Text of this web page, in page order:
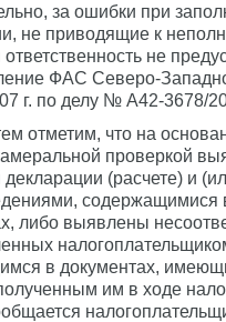
за ошибки при
не приводящие к
ответственность не
ФАС Северо-
г. по делу № А42-3678/
отметим, что на
проверкой
декларации (расчете) и
содержащимися
либо выявлены
в документах,
им в ходе